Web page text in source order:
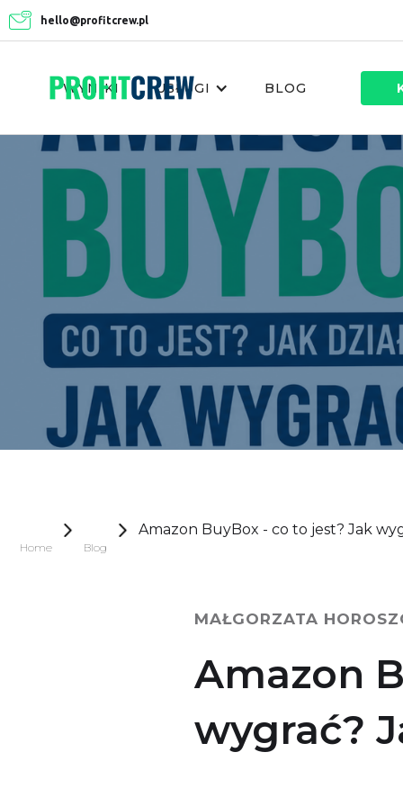
hello@profitcrew.pl
WYNIKI USŁUGI BLOG
Home Blog
Amazon BuyBox - co to jest? Jak
MAŁGORZATA
Amazon
wygrać?